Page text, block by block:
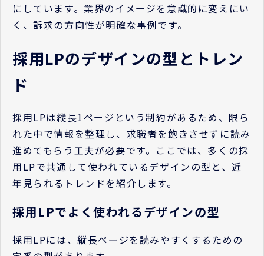
にしています。業界のイメージを意識的に変えにい
く、訴求の方向性が明確な事例です。
採用LPのデザインの型とトレン
ド
採用LPは縦長1ページという制約があるため、限ら
れた中で情報を整理し、求職者を飽きさせずに読み
進めてもらう工夫が必要です。ここでは、多くの採
用LPで共通して使われているデザインの型と、近
年見られるトレンドを紹介します。
採用LPでよく使われるデザインの型
採用LPには、縦長ページを読みやすくするための